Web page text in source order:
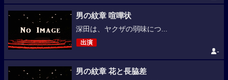
男の紋章 喧嘩状
深田は、ヤクザの弱味につ...
出演
-
男の紋章 花と長脇差